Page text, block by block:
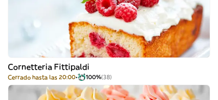
Cornetteria Fittipaldi
Cerrado hasta las 20:00 100%(38)